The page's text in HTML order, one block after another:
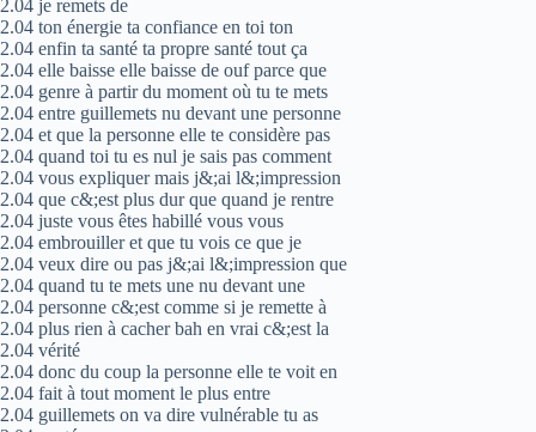
2.04 je remets de
2.04 ton énergie ta confiance en toi ton
2.04 enfin ta santé ta propre santé tout ça
2.04 elle baisse elle baisse de ouf parce que
2.04 genre à partir du moment où tu te mets
2.04 entre guillemets nu devant une personne
2.04 et que la personne elle te considère pas
2.04 quand toi tu es nul je sais pas comment
2.04 vous expliquer mais j&;ai l&;impression
2.04 que c&;est plus dur que quand je rentre
2.04 juste vous êtes habillé vous vous
2.04 embrouiller et que tu vois ce que je
2.04 veux dire ou pas j&;ai l&;impression que
2.04 quand tu te mets une nu devant une
2.04 personne c&;est comme si je remette à
2.04 plus rien à cacher bah en vrai c&;est la
2.04 vérité
2.04 donc du coup la personne elle te voit en
2.04 fait à tout moment le plus entre
2.04 guillemets on va dire vulnérable tu as